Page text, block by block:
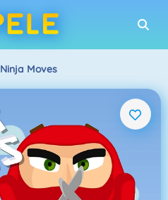
Ninja Moves